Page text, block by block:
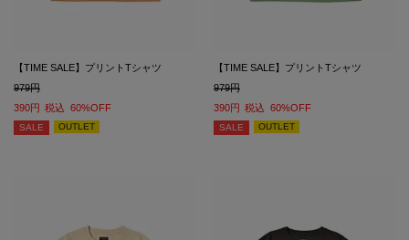
【TIME SALE】プリントTシャツ
979
390
税込 60%OFF
SALE OUTLET
【TIME SALE】プリントTシャツ
979
390
税込 60%OFF
SALE OUTLET